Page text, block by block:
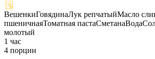
ВешенкиГовядинаЛук репчатыйМасло
пшеничнаяТоматная пастаСметанаВода
молотый
1 час
4 порции